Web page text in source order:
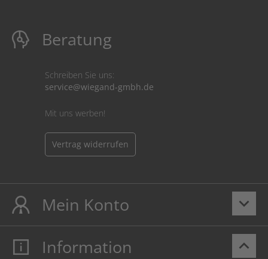
Beratung
Schreiben Sie uns:
service@wiegand-gmbh.de
Mit uns werben!
Vertrag widerrufen
keyboard_arrow_down
Mein Konto
Mein Konto
keyboard_arrow_up
Information